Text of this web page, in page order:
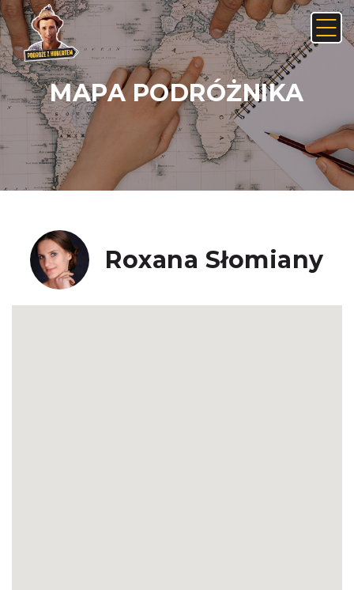
MAPA PODRÓŻNIKA
Roxana Słomiany
Anuluj Usuń
Nie, anuluj Tak, usuń
JAK ZNALEŹĆ LINK NA ANDROIDZIE: